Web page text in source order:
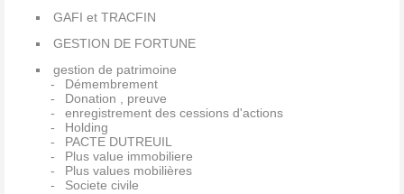
GAFI et TRACFIN
GESTION DE FORTUNE
gestion de patrimoine
Démembrement
Donation , preuve
enregistrement des cessions d'actions
Holding
PACTE DUTREUIL
Plus value immobiliere
Plus values mobilières
Societe civile